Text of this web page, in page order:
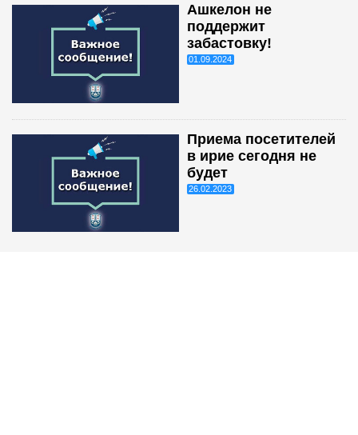
Ашкелон не
поддержит
забастовку!
01.09.2024
Приема посетителей
в ирие сегодня не
будет
26.02.2023